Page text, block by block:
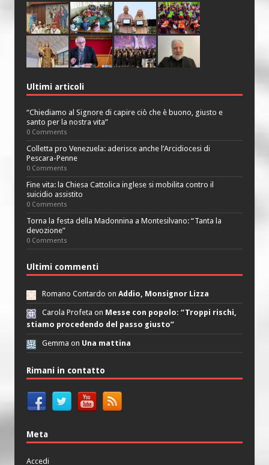
Ultimi articoli
“Chiediamo al Signore di capire ciò che è buono, giusto e
santo per la nostra vita”
0 Comments
Colletta pro Venezuela: aderisce anche l’Arcidiocesi di
Pescara-Penne
0 Comments
Fine vita: la Chiesa Cattolica inglese si mobilita contro il
suicidio assistito
0 Comments
Torna la festa della Madonnina a Montesilvano: “Tanta la
devozione”
0 Comments
Ultimi commenti
Romano Contardo on Addio, Monsignor Lizza
Carola Profeta on Messe con popolo: “Troppi rischi,
stiamo procedendo del passo giusto”
Gemma on Una mattina
Rimani in contatto
Meta
Accedi